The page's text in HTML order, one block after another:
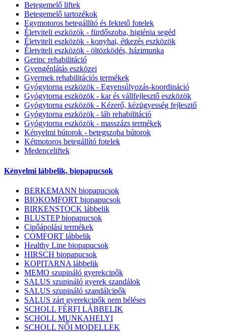
Betegemelő liftek
Betegemelő tartozékok
Egymotoros betegállító és fektető fotelek
Életviteli eszközök - fürdőszoba, higiénia segéd
Életviteli eszközök - konyhai, étkezés eszközök
Életviteli eszközök - öltözködés, házimunka
Gerinc rehabilitáció
Gyengénlátás eszközei
Gyermek rehabilitációs termékek
Gyógytorna eszközök - Egyensúlyozás-koordináció
Gyógytorna eszközök - kar és vállfejlesztő eszközök
Gyógytorna eszközök - Kézerő, kézügyesség fejlesztő
Gyógytorna eszközök - láb rehabilitáció
Gyógytorna eszközök - masszázs termékek
Kényelmi bútorok - betegszoba bútorok
Kétmotoros betegállító fotelek
Medenceliftek
Kényelmi lábbelik, biopapucsok
BERKEMANN biopapucsok
BIOKOMFORT biopapucsok
BIRKENSTOCK lábbelik
BLUSTEP biopapucsok
Cipőápolási termékek
COMFORT lábbelik
Healthy Line biopapucsok
HIRSCH biopapucsok
KOPITARNA lábbelik
MEMO szupináló gyerekcipők
SALUS szupináló gyerek szandálok
SALUS szupináló szandálcipők
SALUS zárt gyerekcipők nem béléses
SCHOLL FÉRFI LÁBBELIK
SCHOLL MUNKAHELYI
SCHOLL NŐI MODELLEK